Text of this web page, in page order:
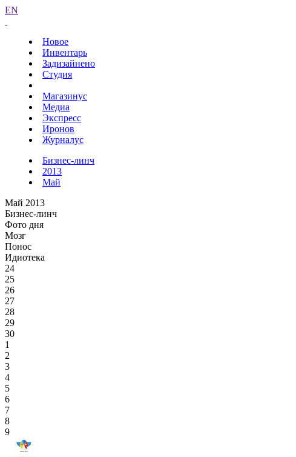
EN
Новое
Инвентарь
Задизайнено
Студия
Магазинус
Медиа
Экспресс
Иронов
Журналус
Бизнес-линч
2013
Май
Май 2013
Бизнес-линч
Фото дня
Мозг
Понос
Идиотека
24
25
26
27
28
29
30
1
2
3
4
5
6
7
8
9